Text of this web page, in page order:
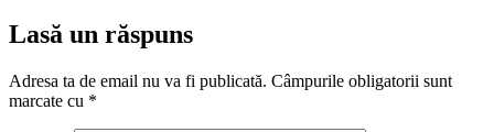
Lasă un răspuns
Adresa ta de email nu va fi publicată. Câmpurile obligatorii sunt
marcate cu *